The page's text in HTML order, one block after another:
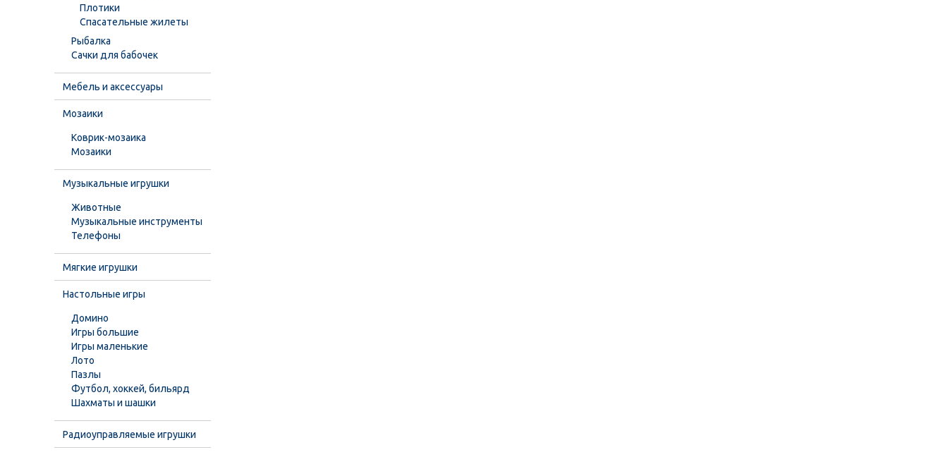
Плотики
Спасательные жилеты
Рыбалка
Сачки для бабочек
Мебель и аксессуары
Мозаики
Коврик-мозаика
Мозаики
Музыкальные игрушки
Животные
Музыкальные инструменты
Телефоны
Мягкие игрушки
Настольные игры
Домино
Игры большие
Игры маленькие
Лото
Пазлы
Футбол, хоккей, бильярд
Шахматы и шашки
Радиоуправляемые игрушки